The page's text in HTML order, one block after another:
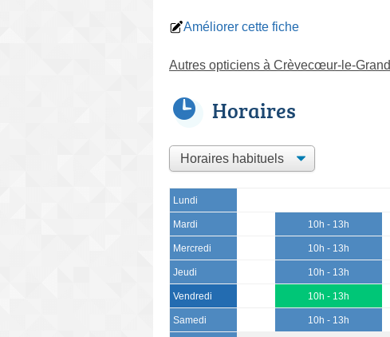
Améliorer cette fiche
Autres opticiens à Crèvecœur-le-Grand
Horaires
Lundi
Mardi 10h - 13h
Mercredi 10h - 13h
Jeudi 10h - 13h
Vendredi 10h - 13h
Samedi 10h - 13h